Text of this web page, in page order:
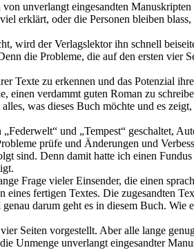
unverlangt eingesandten
erklärt, oder die Personen bleiben
wird der Verlagslektor ihn schnell
die Probleme, die auf den ersten vier
Texte zu erkennen und das Potenzial
einen verdammt guten Roman zu
was dieses Buch möchte und es
und „Tempest“ geschaltet,
prüfe und Änderungen und
sind. Denn damit hatte ich einen
Frage vieler Einsender, die einen
eines fertigen Textes. Die zugesandten
darum geht es in diesem Buch. Wie
Seiten vorgestellt. Aber alle lange
Unmenge unverlangt eingesandter